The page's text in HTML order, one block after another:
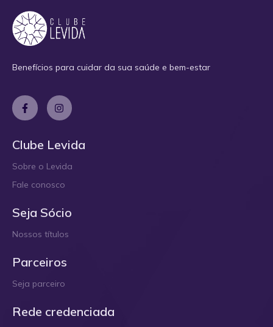
Benefícios para cuidar da sua saúde e bem-estar
Clube Levida
Sobre o Levida
Fale conosco
Seja Sócio
Nossos títulos
Parceiros
Seja parceiro
Rede credenciada